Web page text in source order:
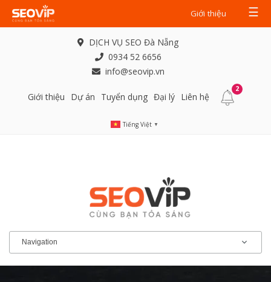
Giới thiệu ☰
DỊCH VỤ SEO Đà Nẵng
0934 52 6656
info@seovip.vn
Giới thiệu Dự án Tuyển dụng Đại lý Liên hệ
2
Tiếng Việt ▼